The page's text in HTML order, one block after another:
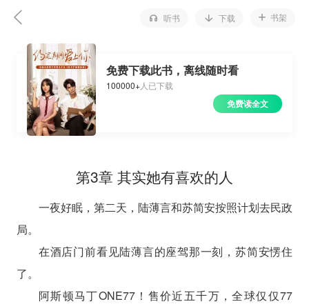
听书 下载 书架
免费下载此书，离线随时看
100000+人已下载
免费读全文
第3章 其实她有喜欢的人
一夜好眠，第二天，陆薄言和苏简安按照计划去民政
局。
在酒店门前看见陆薄言的座驾那一刻，苏简安愣住
了。
阿斯顿马丁ONE77！售价近五千万，全球仅仅77